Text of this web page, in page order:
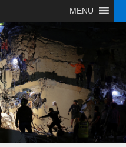
MENU